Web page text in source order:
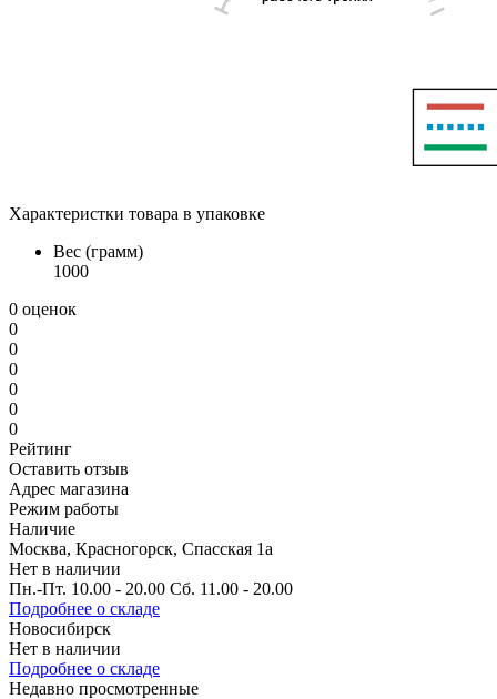
Характеристки товара в упаковке
Вес (грамм)
1000
0 оценок
0
0
0
0
0
0
Рейтинг
Оставить отзыв
Адрес магазина
Режим работы
Наличие
Москва, Красногорск, Спасская 1а
Нет в наличии
Пн.-Пт. 10.00 - 20.00 Сб. 11.00 - 20.00
Подробнее о складе
Новосибирск
Нет в наличии
Подробнее о складе
Недавно просмотренные